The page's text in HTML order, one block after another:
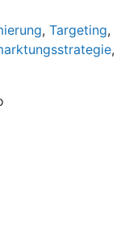
, Targeting,
,